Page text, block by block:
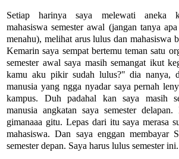
Setiap harinya saya melewati aneka
mahasiswa semester awal (jangan tanya
menahu), melihat arus lulus dan mahasiswa
Kemarin saya sempat bertemu teman satu
semester awal saya masih semangat ikut
kamu aku pikir sudah lulus?" dia nanya,
manusia yang ngga nyadar saya pernah
kampus. Duh padahal kan saya masih
manusia angkatan saya semester
gimanaaa gitu. Lepas dari itu saya merasa
mahasiswa. Dan saya enggan membayar
semester depan. Saya harus lulus semester ini.